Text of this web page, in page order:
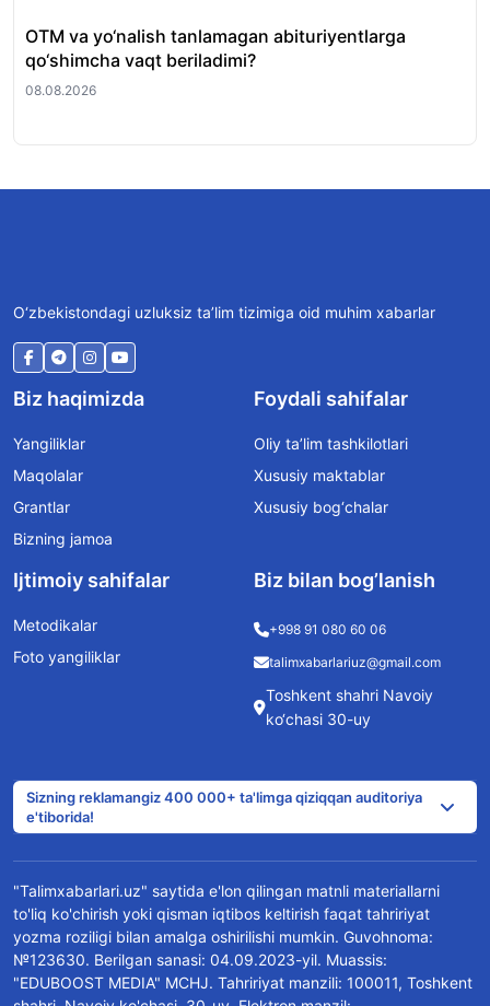
OTM va yo‘nalish tanlamagan abituriyentlarga
qo‘shimcha vaqt beriladimi?
08.08.2026
O‘zbekistondagi uzluksiz ta’lim tizimiga oid muhim xabarlar
Biz haqimizda
Yangiliklar
Maqolalar
Grantlar
Bizning jamoa
Foydali sahifalar
Oliy ta’lim tashkilotlari
Xususiy maktablar
Xususiy bog‘chalar
Ijtimoiy sahifalar
Metodikalar
Foto yangiliklar
Biz bilan bog’lanish
+998 91 080 60 06
talimxabarlariuz@gmail.com
Toshkent shahri Navoiy
ko‘chasi 30-uy
Sizning reklamangiz 400 000+ ta'limga qiziqqan auditoriya
e'tiborida!
"Talimxabarlari.uz" saytida e'lon qilingan matnli materiallarni
to'liq ko'chirish yoki qisman iqtibos keltirish faqat tahririyat
yozma roziligi bilan amalga oshirilishi mumkin. Guvohnoma:
№123630. Berilgan sanasi: 04.09.2023-yil. Muassis:
"EDUBOOST MEDIA" MCHJ. Tahririyat manzili: 100011, Toshkent